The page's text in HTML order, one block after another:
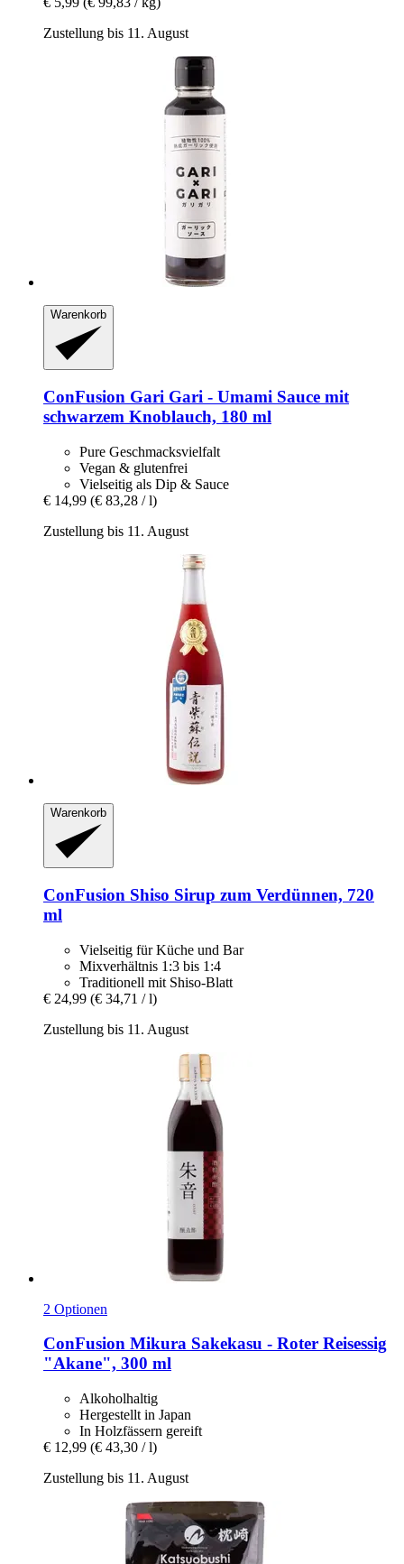
Zustellung bis 11. August
Warenkorb
ConFusion Gari Gari -​ Umami Sauce mit
schwarzem Knoblauch, 180 ml
Pure Geschmacksvielfalt
Vegan & glutenfrei
Vielseitig als Dip & Sauce
€ 14,99 (€ 83,28 / l)
Zustellung bis 11. August
Warenkorb
ConFusion Shiso Sirup zum Verdünnen, 720
ml
Vielseitig für Küche und Bar
Mixverhältnis 1:3 bis 1:4
Traditionell mit Shiso-Blatt
€ 24,99 (€ 34,71 / l)
Zustellung bis 11. August
2 Optionen
ConFusion Mikura Sakekasu -​ Roter Reisessig
"Akane", 300 ml
Alkoholhaltig
Hergestellt in Japan
In Holzfässern gereift
€ 12,99 (€ 43,30 / l)
Zustellung bis 11. August